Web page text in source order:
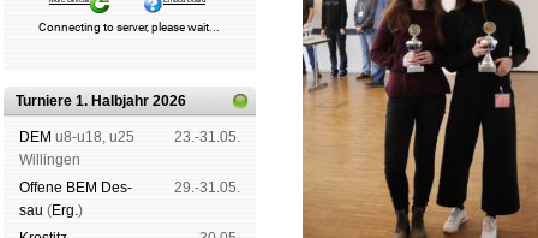
Turniere 1. Halbjahr 2026
DEM u8-u18, u25
Wil­lin­gen
23.-31.05.
Offene BEM Des­
sau (Erg.)
29.-31.05.